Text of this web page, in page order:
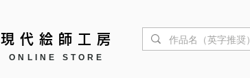
現代絵師工房
ONLINE STORE